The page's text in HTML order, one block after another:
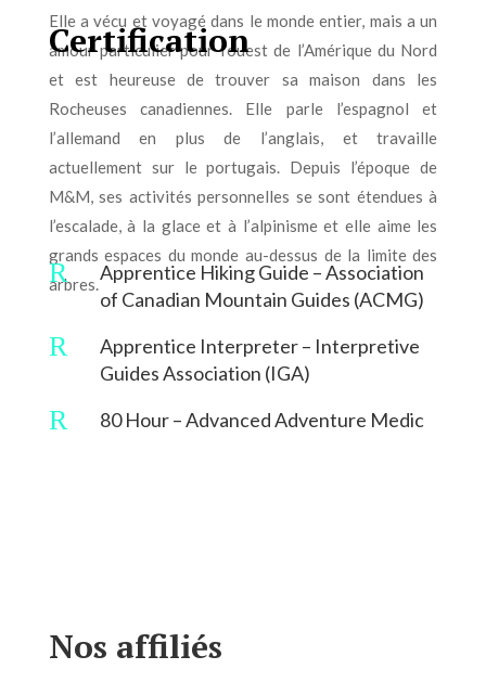
Elle a vécu et voyagé dans le monde entier, mais a un
amour particulier pour l’ouest de l’Amérique du Nord
et est heureuse de trouver sa maison dans les
Rocheuses canadiennes. Elle parle l’espagnol et
l’allemand en plus de l’anglais, et travaille
actuellement sur le portugais. Depuis l’époque de
M&M, ses activités personnelles se sont étendues à
l’escalade, à la glace et à l’alpinisme et elle aime les
grands espaces du monde au-dessus de la limite des
arbres.
Certification
R
Apprentice Hiking Guide – Association
of Canadian Mountain Guides (ACMG)
R
Apprentice Interpreter – Interpretive
Guides Association (IGA)
R 80 Hour – Advanced Adventure Medic
Nos affiliés